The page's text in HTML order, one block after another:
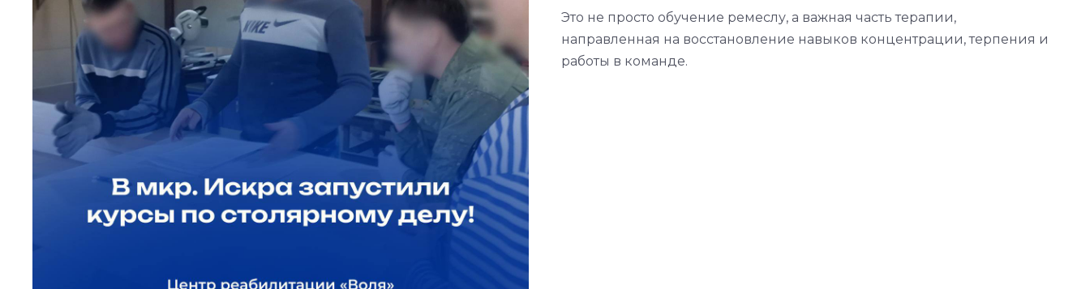
Это не просто обучение ремеслу, а важная часть терапии,
направленная на восстановление навыков концентрации, терпения и
работы в команде.